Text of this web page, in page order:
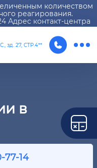
количеством
реагирования.
Адрес контакт-центра
зд. 27, СТР.4**
в
77-14